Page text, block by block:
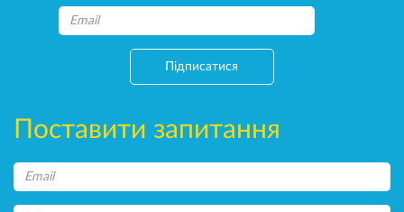
Підписатися
Поставити запитання